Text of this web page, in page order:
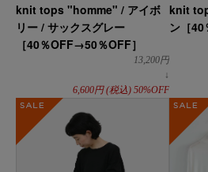
knit tops "homme" / アイボ
リー / サックスグレー
［40％OFF→50％OFF］
13,200円
↓
6,600円(税込) 50%OFF
knit
ン［